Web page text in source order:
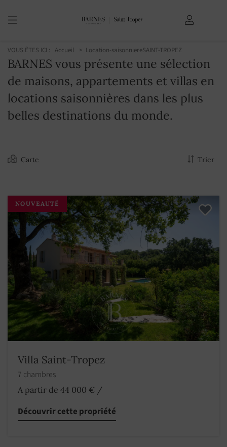
VOUS ÊTES ICI : Accueil Location-saisonniereSAINT-TROPEZ
BARNES vous présente une sélection
de maisons, appartements et villas en
locations saisonnières dans les plus
belles destinations du monde.
Carte Trier
NOUVEAUTÉ
Villa Saint-Tropez
7 chambres
A partir de 44 000 € /
Découvrir cette propriété